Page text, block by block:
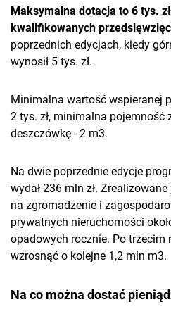
Maksymalna dotacja to 6 tys.
kwalifikowanych
poprzednich edycjach, kiedy
wynosił 5 tys. zł.
Minimalna wartość wspieranej
2 tys. zł, minimalna
deszczówkę - 2 m3.
Na dwie poprzednie edycje
wydał 236 mln zł.
na zgromadzenie i
prywatnych nieruchomości
opadowych rocznie. Po trzecim
wzrosnąć o kolejne 1,2 mln m3.
Na co można dostać